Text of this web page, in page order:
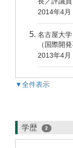
2014年4月
名古屋大
（国際開
2013年4月
▼全件表示
学歴 2